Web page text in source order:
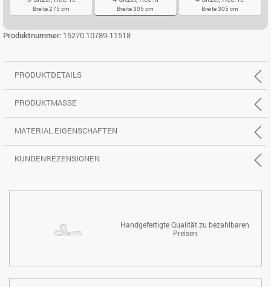
Breite 275 cm Breite 305 cm Breite 305 cm
Produktnummer: 15270.10789-11518
PRODUKTDETAILS
PRODUKTMASSE
MATERIAL EIGENSCHAFTEN
KUNDENREZENSIONEN
Handgefertigte Qualität zu bezahlbaren
Preisen